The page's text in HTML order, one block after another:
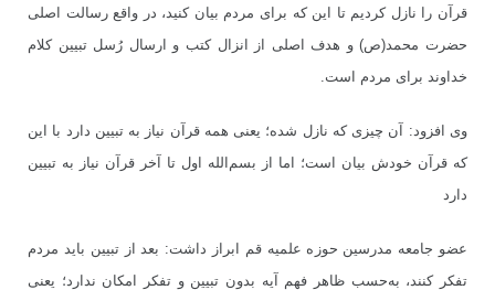
قرآن را نازل کردیم تا این که برای مردم بیان کنید، در واقع رسالت اصلی
حضرت محمد(ص) و هدف اصلی از انزال کتب و ارسال رُسل تبیین کلام
خداوند برای مردم است.
وی افزود: آن چیزی که نازل شده؛ یعنی همه قرآن نیاز به تبیین دارد با این
که قرآن خودش بیان است؛ اما از بسم‌الله اول تا آخر قرآن نیاز به تبیین
دارد
عضو جامعه مدرسین حوزه علمیه قم ابراز داشت: بعد از تبیین باید مردم
تفکر کنند، به‌حسب ظاهر فهم آیه بدون تبیین و تفکر امکان ندارد؛ یعنی